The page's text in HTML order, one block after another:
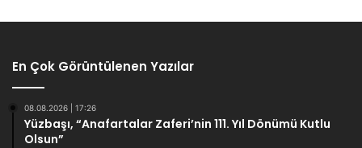
En Çok Görüntülenen Yazılar
08.08.2026 | 17:26
Yüzbaşı, “Anafartalar Zaferi’nin 111. Yıl Dönümü Kutlu
Olsun”